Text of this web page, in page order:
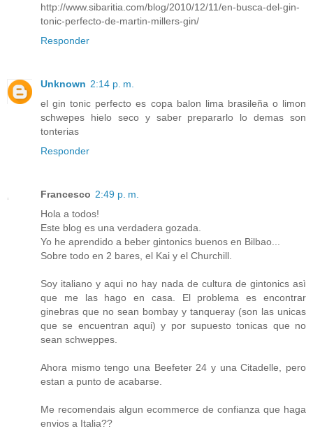
http://www.sibaritia.com/blog/2010/12/11/en-busca-del-gin-
tonic-perfecto-de-martin-millers-gin/
Responder
Unknown 2:14 p. m.
el gin tonic perfecto es copa balon lima brasileña o limon
schwepes hielo seco y saber prepararlo lo demas son
tonterias
Responder
Francesco 2:49 p. m.
Hola a todos!
Este blog es una verdadera gozada.
Yo he aprendido a beber gintonics buenos en Bilbao...
Sobre todo en 2 bares, el Kai y el Churchill.
Soy italiano y aqui no hay nada de cultura de gintonics asì
que me las hago en casa. El problema es encontrar
ginebras que no sean bombay y tanqueray (son las unicas
que se encuentran aqui) y por supuesto tonicas que no
sean schweppes.
Ahora mismo tengo una Beefeter 24 y una Citadelle, pero
estan a punto de acabarse.
Me recomendais algun ecommerce de confianza que haga
envios a Italia??